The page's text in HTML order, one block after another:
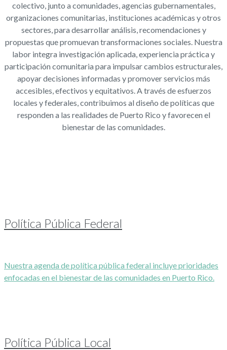
colectivo, junto a comunidades, agencias gubernamentales,
organizaciones comunitarias, instituciones académicas y otros
sectores, para desarrollar análisis, recomendaciones y
propuestas que promuevan transformaciones sociales. Nuestra
labor integra investigación aplicada, experiencia práctica y
participación comunitaria para impulsar cambios estructurales,
apoyar decisiones informadas y promover servicios más
accesibles, efectivos y equitativos. A través de esfuerzos
locales y federales, contribuimos al diseño de políticas que
responden a las realidades de Puerto Rico y favorecen el
bienestar de las comunidades.
Política Pública Federal
Nuestra agenda de política pública federal incluye prioridades
enfocadas en el bienestar de las comunidades en Puerto Rico.
Política Pública Local